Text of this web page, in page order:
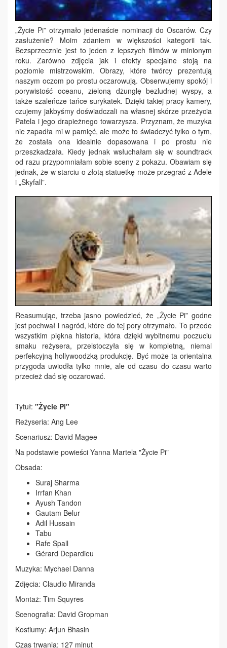
„Życie Pi” otrzymało jedenaście nominacji do Oscarów. Czy
zasłużenie? Moim zdaniem w większości kategorii tak.
Bezsprzecznie jest to jeden z lepszych filmów w minionym
roku. Zarówno zdjęcia jak i efekty specjalne stoją na
poziomie mistrzowskim. Obrazy, które twórcy prezentują
naszym oczom po prostu oczarowują. Obserwujemy spokój i
porywistość oceanu, zieloną dżunglę bezludnej wyspy, a
także szaleńcze tańce surykatek. Dzięki takiej pracy kamery,
czujemy jakbyśmy doświadczali na własnej skórze przeżycia
Patela i jego drapieżnego towarzysza. Przyznam, że muzyka
nie zapadła mi w pamięć, ale może to świadczyć tylko o tym,
że została ona idealnie dopasowana i po prostu nie
przeszkadzała. Kiedy jednak wsłuchałam się w soundtrack
od razu przypomniałam sobie sceny z pokazu. Obawiam się
jednak, że w starciu o złotą statuetkę może przegrać z Adele
i „Skyfall”.
Reasumując, trzeba jasno powiedzieć, że „Życie Pi” godne
jest pochwał i nagród, które do tej pory otrzymało. To przede
wszystkim piękna historia, która dzięki wybitnemu poczuciu
smaku reżysera, przeistoczyła się w kompletną, niemal
perfekcyjną hollywoodzką produkcję. Być może ta orientalna
przygoda uwiodła tylko mnie, ale od czasu do czasu warto
przecież dać się oczarować.
Tytuł: "Życie Pi"
Reżyseria: Ang Lee
Scenariusz: David Magee
Na podstawie powieści Yanna Martela "Życie Pi"
Obsada:
Suraj Sharma
Irrfan Khan
Ayush Tandon
Gautam Belur
Adil Hussain
Tabu
Rafe Spall
Gérard Depardieu
Muzyka: Mychael Danna
Zdjęcia: Claudio Miranda
Montaż: Tim Squyres
Scenografia: David Gropman
Kostiumy: Arjun Bhasin
Czas trwania: 127 minut